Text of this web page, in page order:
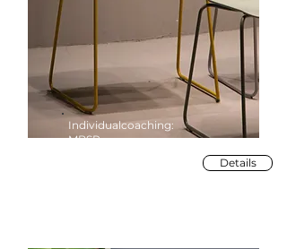
Individualcoaching:
MBSR
Details